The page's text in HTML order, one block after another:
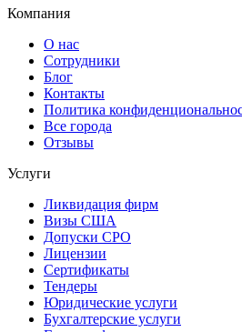
Компания
О нас
Сотрудники
Блог
Контакты
Политика
Все города
Отзывы
Услуги
Ликвидация фирм
Визы США
Допуски СРО
Лицензии
Сертификаты
Тендеры
Юридические услуги
Бухгалтерские услуги